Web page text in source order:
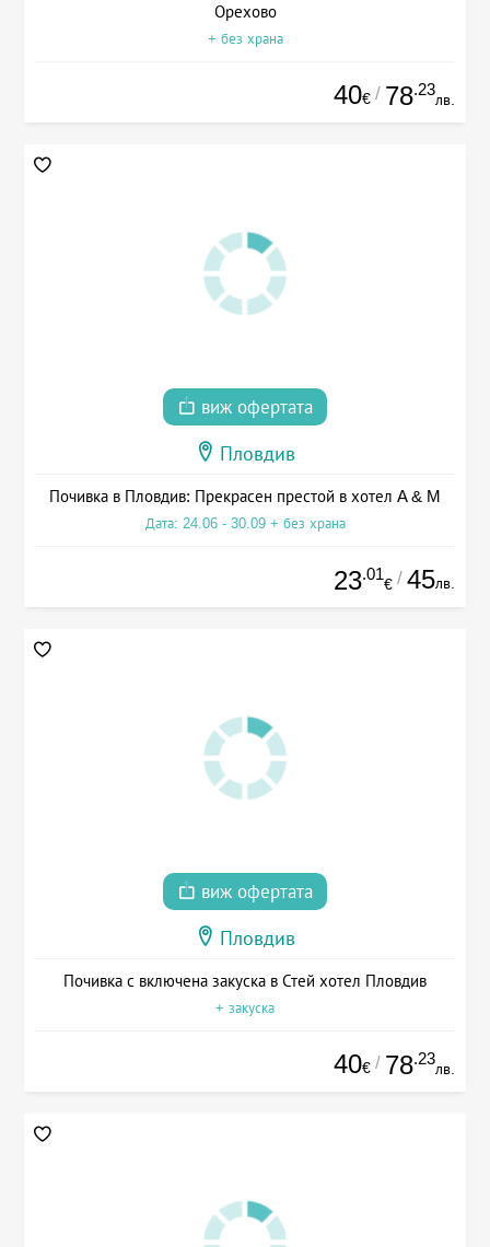
Орехово
+ без храна
40€ / 78.23
лв.
виж офертата
Пловдив
Почивка в Пловдив: Прекрасен престой в хотел A & M
Дата: 24.06 - 30.09 + без храна
23.01
€ / 45лв.
виж офертата
Пловдив
Почивка с включена закуска в Стей хотел Пловдив
+ закуска
40€ / 78.23
лв.